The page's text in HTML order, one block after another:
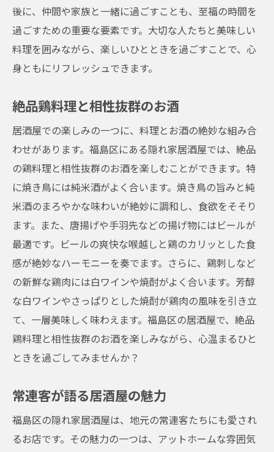
後に、仲間や家族と一緒に過ごすことも、至福の時間を
過ごすための重要な要素です。大切な人たちと美味しい
料理を囲みながら、楽しいひとときを過ごすことで、心
身ともにリフレッシュできます。
絶品鶏料理と相性抜群のお酒
居酒屋での楽しみの一つに、料理とお酒の絶妙な組み合
わせがあります。福島区にある隠れ家居酒屋では、絶品
の鶏料理と相性抜群のお酒を楽しむことができます。特
に焼き鳥には純米酒がよく合います。焼き鳥の旨みと純
米酒のまろやかな味わいが絶妙に調和し、食欲をそそり
ます。また、唐揚げや手羽先などの揚げ物にはビールが
最適です。ビールの爽快な喉越しと鶏のカリッとした食
感が絶妙なハーモニーを奏でます。さらに、鶏刺しなど
の新鮮な鶏肉には白ワインや焼酎がよく合います。芳醇
な白ワインやさっぱりとした焼酎が鶏肉の風味を引き立
て、一層美味しく味わえます。福島区の居酒屋で、絶品
鶏料理と相性抜群のお酒を楽しみながら、心温まるひと
ときを過ごしてみませんか？
常連客が語る居酒屋の魅力
福島区の隠れ家居酒屋は、地元の常連客たちにも愛され
るお店です。その魅力の一つは、アットホームな雰囲気